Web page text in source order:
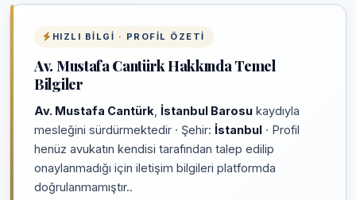
HIZLI BILGI · PROFIL ÖZETI
Av. Mustafa Cantürk Hakkında Temel
Bilgiler
Av. Mustafa Cantürk İstanbul Barosu kaydıyla
mesleğini sürdürmektedir · Şehir: İstanbul · Profil
henüz avukatın kendisi tarafından talep edilip
onaylanmadığı için iletişim bilgileri platformda
doğrulanmamıştır..